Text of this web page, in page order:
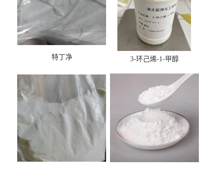
特丁净 3-环己烯-1-甲醇